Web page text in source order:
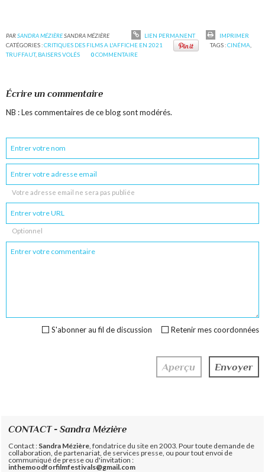
PARSANDRA MÉZIÈRESANDRA MÉZIÈRE LIEN PERMANENT
IMPRIMER
CATÉGORIES :CRITIQUES DES FILMS A L'AFFICHE EN 2021 TAGS :CINÉMA
TRUFFAUT, BAISERS VOLÉS 0COMMENTAIRE
Écrire un commentaire
NB : Les commentaires de ce blog sont modérés.
Votre adresse email ne sera pas publiée
Optionnel
Retenir mes coordonnées
S'abonner au fil de discussion
CONTACT - Sandra Mézière
Contact : Sandra Mézière , fondatrice du site en 2003. Pour toute demande de
collaboration, de partenariat, de services presse, ou pour tout envoi de
communiqué de presse ou d'invitation :
inthemoodforfilmfestivals@gmail.com